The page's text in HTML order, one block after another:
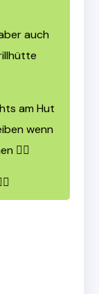
auch
am Hut
wenn
👍🏼